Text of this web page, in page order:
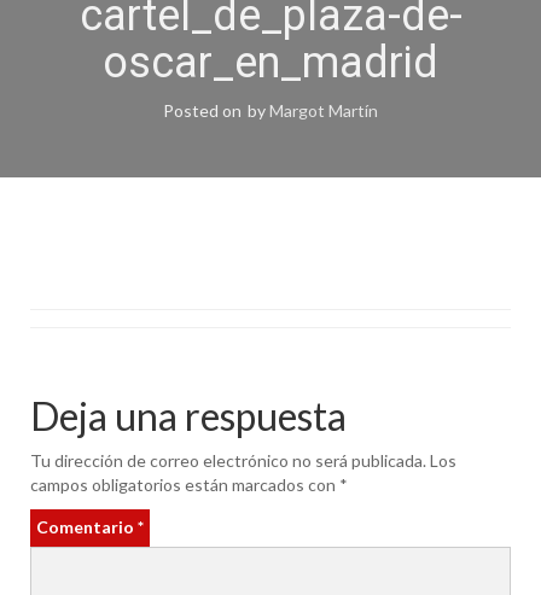
cartel_de_plaza-de-
oscar_en_madrid
Posted on byMargot Martín
Deja una respuesta
Tu dirección de correo electrónico no será publicada.Los
campos obligatorios están marcados con *
Comentario *